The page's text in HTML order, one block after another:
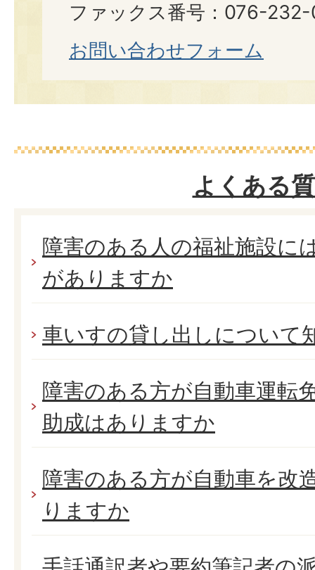
ファックス番号：076-
お問い合わせフォーム
よくある
障害のある人の福祉施設に
がありますか
車いすの貸し出しについて
障害のある方が自動車運転
助成はありますか
障害のある方が自動車を改
りますか